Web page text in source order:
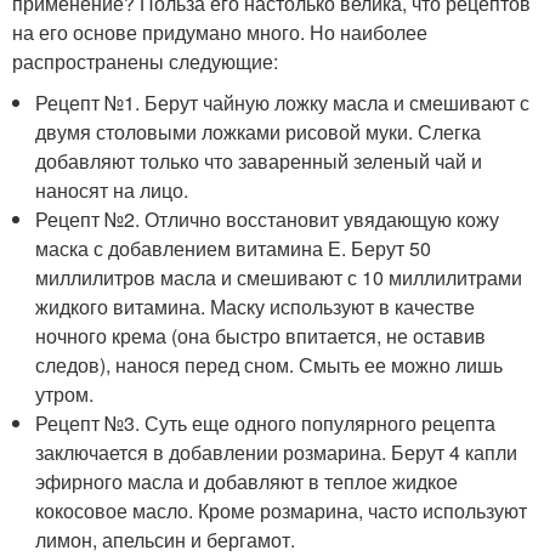
на его основе придумано много. Но наиболее
распространены следующие:
Рецепт №1. Берут чайную ложку масла и смешивают с
двумя столовыми ложками рисовой муки. Слегка
добавляют только что заваренный зеленый чай и
наносят на лицо.
Рецепт №2. Отлично восстановит увядающую кожу
маска с добавлением витамина Е. Берут 50
миллилитров масла и смешивают с 10 миллилитрами
жидкого витамина. Маску используют в качестве
ночного крема (она быстро впитается, не оставив
следов), нанося перед сном. Смыть ее можно лишь
утром.
Рецепт №3. Суть еще одного популярного рецепта
заключается в добавлении розмарина. Берут 4 капли
эфирного масла и добавляют в теплое жидкое
кокосовое масло. Кроме розмарина, часто используют
лимон, апельсин и бергамот.